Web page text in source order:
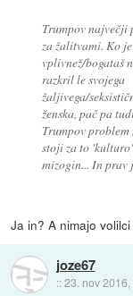
Trumpov največji
za žalitvami. Ko
vplivnež/bogataš
razkril le svojega
žaljivega/
ženska, pač pa
Trumpov
stoji za to
mizogin... In prav
Ja in? A nimajo
joze67
::23. nov 2016,